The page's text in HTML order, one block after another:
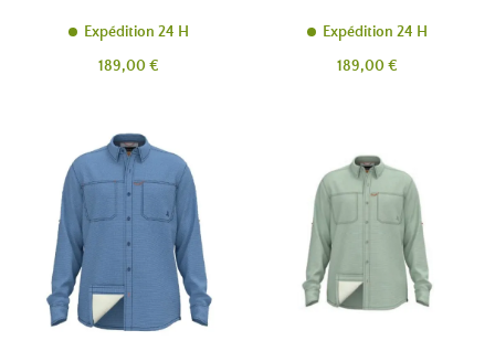
Expédition 24 H
Prix
189,00 €
Expédition 24 H
Prix
189,00 €